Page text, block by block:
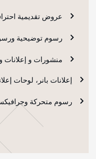
عروض تقديمية
رسوم توضيحية
منشورات و إعلانات
إعلانات بانر، لوحات
رسوم متحركة